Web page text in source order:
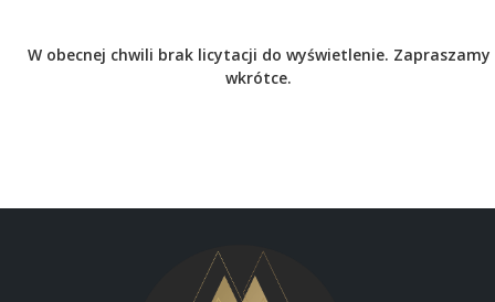
W obecnej chwili brak licytacji do wyświetlenie. Zapraszamy
wkrótce.